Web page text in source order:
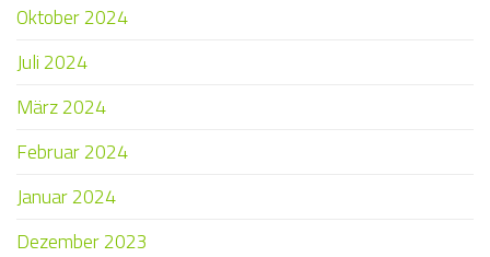
Oktober 2024
Juli 2024
März 2024
Februar 2024
Januar 2024
Dezember 2023